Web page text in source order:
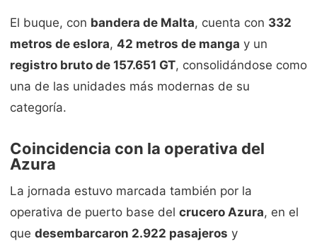
El buque, con bandera de Malta, cuenta con 332
metros de eslora, 42 metros de manga y un
registro bruto de 157.651 GT, consolidándose como
una de las unidades más modernas de su
categoría.
Coincidencia con la operativa del
Azura
La jornada estuvo marcada también por la
operativa de puerto base del crucero Azura, en el
que desembarcaron 2.922 pasajeros y